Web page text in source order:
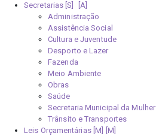
Secretarias [S]
Administração
Assistência Social
Cultura e Juventude
Desporto e Lazer
Fazenda
Meio Ambiente
Obras
Saúde
Secretaria Municipal da Mulher
Trânsito e Transportes
Leis Orçamentárias [M]